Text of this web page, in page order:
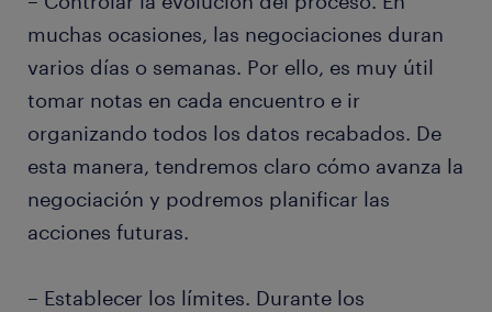
muchas ocasiones, las negociaciones duran
varios días o semanas. Por ello, es muy útil
tomar notas en cada encuentro e ir
organizando todos los datos recabados. De
esta manera, tendremos claro cómo avanza la
negociación y podremos planificar las
acciones futuras.
– Establecer los límites. Durante los